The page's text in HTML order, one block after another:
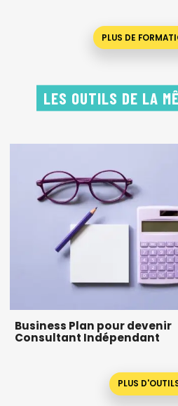
PLUS DE
LES OUTILS DE LA
Business Plan pour devenir
Consultant Indépendant
PLUS